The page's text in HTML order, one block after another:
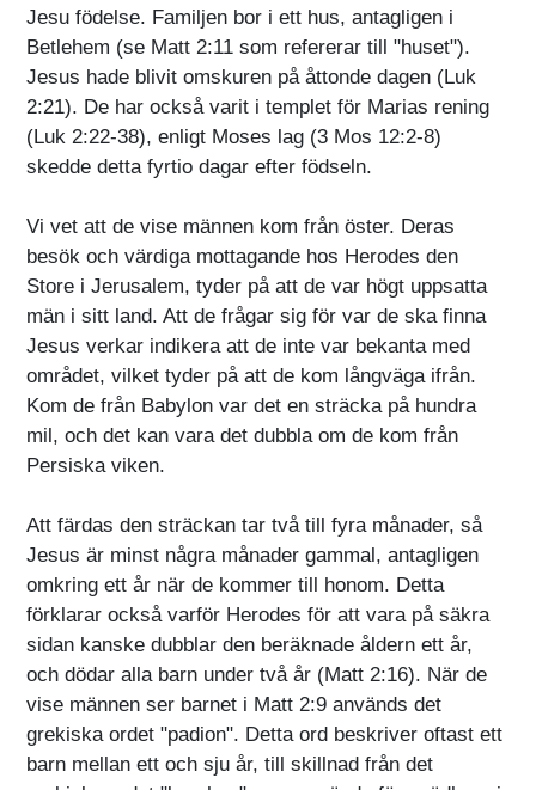
Jesu födelse. Familjen bor i ett hus, antagligen i
Betlehem (se Matt 2:11 som refererar till "huset").
Jesus hade blivit omskuren på åttonde dagen (Luk
2:21). De har också varit i templet för Marias rening
(Luk 2:22-38), enligt Moses lag (3 Mos 12:2-8)
skedde detta fyrtio dagar efter födseln.
Vi vet att de vise männen kom från öster. Deras
besök och värdiga mottagande hos Herodes den
Store i Jerusalem, tyder på att de var högt uppsatta
män i sitt land. Att de frågar sig för var de ska finna
Jesus verkar indikera att de inte var bekanta med
området, vilket tyder på att de kom långväga ifrån.
Kom de från Babylon var det en sträcka på hundra
mil, och det kan vara det dubbla om de kom från
Persiska viken.
Att färdas den sträckan tar två till fyra månader, så
Jesus är minst några månader gammal, antagligen
omkring ett år när de kommer till honom. Detta
förklarar också varför Herodes för att vara på säkra
sidan kanske dubblar den beräknade åldern ett år,
och dödar alla barn under två år (Matt 2:16). När de
vise männen ser barnet i Matt 2:9 används det
grekiska ordet "padion". Detta ord beskriver oftast ett
barn mellan ett och sju år, till skillnad från det